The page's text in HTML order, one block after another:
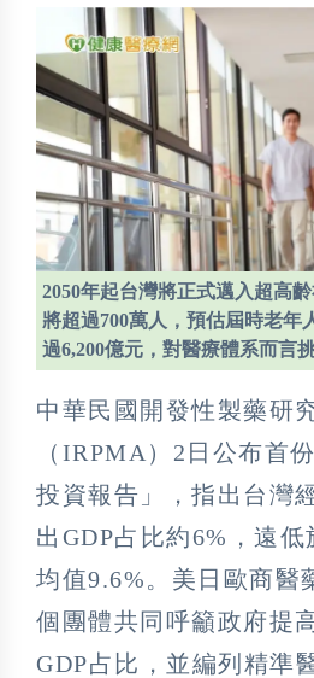
2050年起台灣將正式邁入超高
將超過700萬人，預估屆時老年
過6,200億元，對醫療體系而言
中華民國開發性製藥研
（IRPMA）2日公布首
投資報告」，指出台灣
出GDP占比約6%，遠低
均值9.6%。美日歐商醫
個團體共同呼籲政府提
GDP占比，並編列精準